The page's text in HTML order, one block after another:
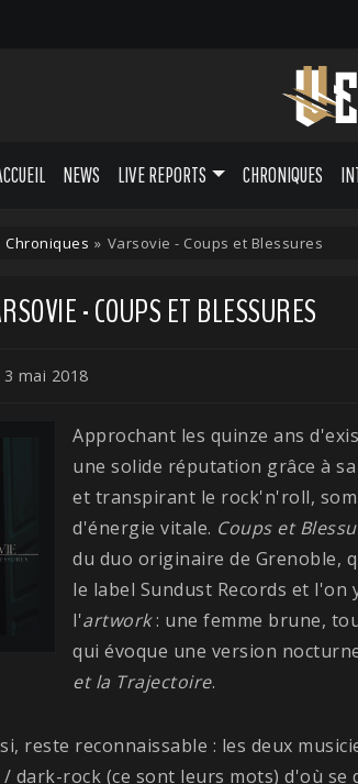
NEWS LIVE REPORTS CHRONIQUES
Chroniques » Varsovie - Coups et Blessures
- COUPS ET BLESSURES
3 mai 2018
Approchant les quinze ans
une solide réputation grâce à
et transpirant le rock'n'roll,
d'énergie vitale. Coups et
du duo originaire de Grenoble,
le label Sundust Records et
l'artwork: une femme brune,
qui évoque une version
et la Trajectoire.
reste reconnaissable : les deux
dark-rock (ce sont leurs mots) d'où se